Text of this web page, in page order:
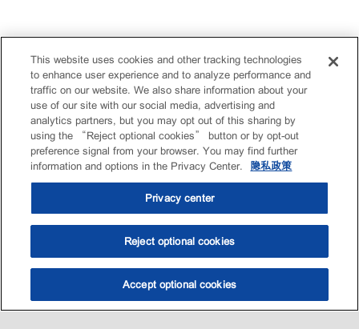
选油助手 查找门店
This website uses cookies and other tracking technologies
to enhance user experience and to analyze performance and
traffic on our website. We also share information about your
use of our site with our social media, advertising and
analytics partners, but you may opt out of this sharing by
using the “Reject optional cookies” button or by opt-out
preference signal from your browser. You may find further
information and options in the Privacy Center.
隐私政策
Privacy center
Reject optional cookies
Accept optional cookies